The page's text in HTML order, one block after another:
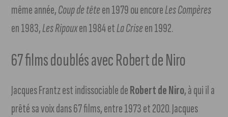
même année,Coup de têteen 1979 ou encoreLes Compères
en 1983,Les Ripouxen 1984 etLa Criseen 1992.
67 films doublés avec Robert de Niro
Jacques Frantz est indissociable deRobert de Niro, à qui il a
prêté sa voix dans 67 films, entre 1973 et 2020. Jacques